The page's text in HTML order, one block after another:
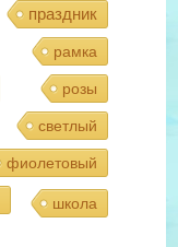
праздник
рамка
розы
светлый
фиолетовый
школа